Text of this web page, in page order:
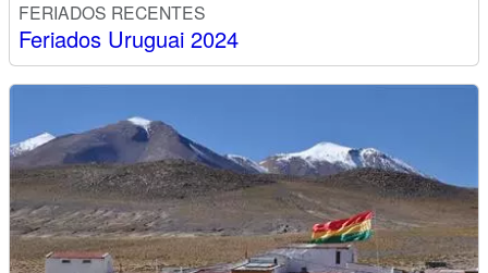
FERIADOS RECENTES
Feriados Uruguai 2024